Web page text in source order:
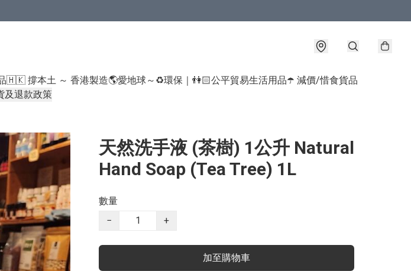
🇭🇰 撐本土 ～ 香港製造🌎愛地球～♻️環保｜👫🏻公平貿易生活用品☂️ 減價/惜食貨品
及退款政策
天然洗手液 (茶樹) 1公升 Natural
Hand Soap (Tea Tree) 1L
數量
−
+
加至購物車